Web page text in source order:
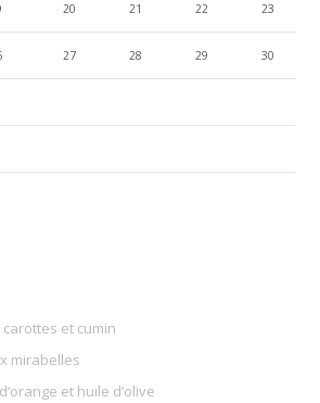
20 21 22 23
27 28 29 30
et cumin
mirabelles
et huile d’olive